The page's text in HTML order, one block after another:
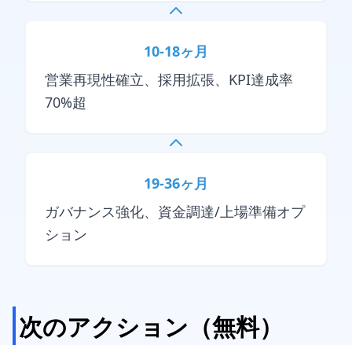
10-18ヶ月
営業再現性確立、採用拡張、KPI達成率
70%超
19-36ヶ月
ガバナンス強化、資金調達/上場準備オプ
ション
次のアクション（無料）